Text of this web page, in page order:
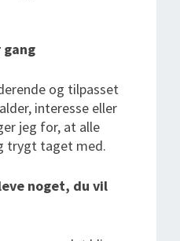
gang
og tilpasset
interesse eller
jeg for, at alle
trygt taget med.
noget, du vil